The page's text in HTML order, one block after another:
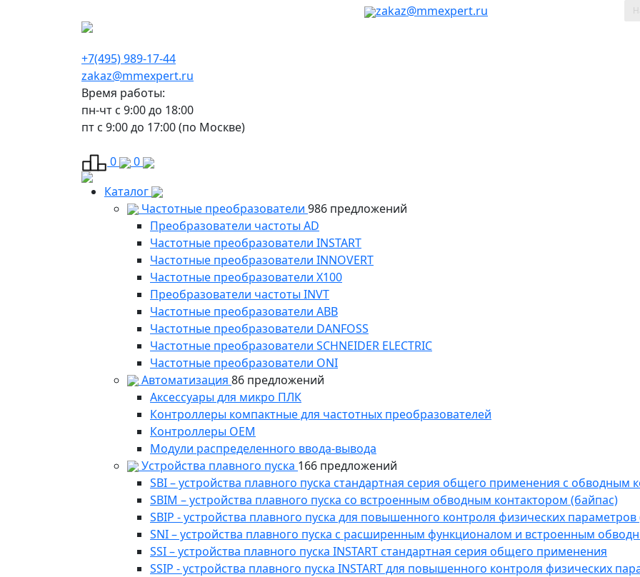
zakaz@mmexpert.ru
+7(495) 989-17-44
zakaz@mmexpert.ru
Время работы:
пн-чт с 9:00 до 18:00
пт с 9:00 до 17:00 (по Москве)
0
0
Каталог
Частотные преобразователи 986 предложений
Преобразователи частоты AD
Частотные преобразователи INSTART
Частотные преобразователи INNOVERT
Частотные преобразователи Х100
Преобразователи частоты INVT
Частотные преобразователи ABB
Частотные преобразователи DANFOSS
Частотные преобразователи SCHNEIDER ELECTRIC
Частотные преобразователи ONI
Автоматизация 86 предложений
Аксессуары для микро ПЛК
Контроллеры компактные для частотных преобразователей
Контроллеры ОЕМ
Модули распределенного ввода-вывода
Устройства плавного пуска 166 предложений
SBI – устройства плавного пуска стандартная серия общего применения с обводным
SBIM – устройства плавного пуска со встроенным обводным контактором (байпас)
SBIP - устройства плавного пуска для повышенного контроля физических
SNI – устройства плавного пуска с расширенным функционалом и встроенным
SSI – устройства плавного пуска INSTART стандартная серия общего применения
SSIP - устройства плавного пуска INSTART для повышенного контроля физических